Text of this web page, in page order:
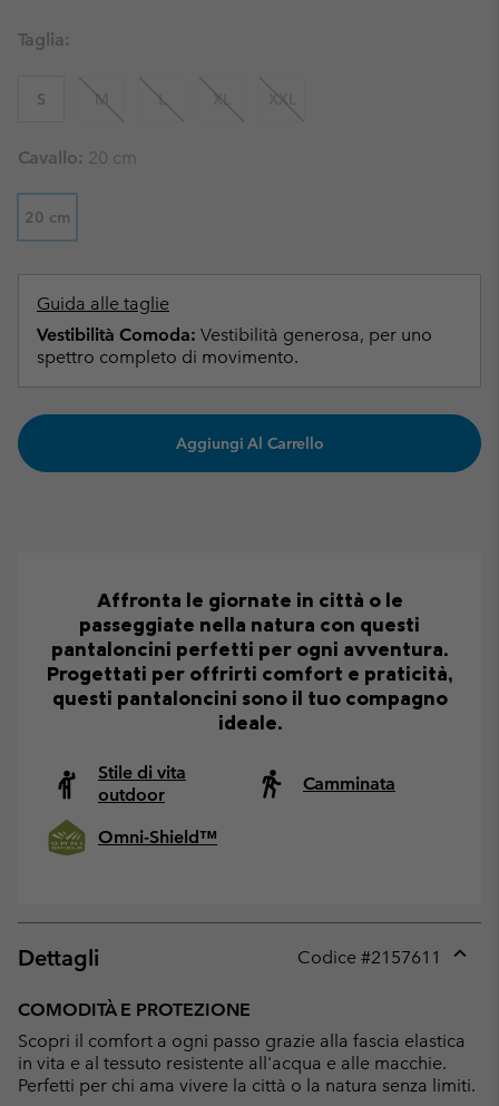
Taglia:
S M L XL XXL
Cavallo: 20 cm
20 cm
Guida alle taglie
Vestibilità Comoda: Vestibilità generosa, per uno
spettro completo di movimento.
Aggiungi Al Carrello
Affronta le giornate in città o le
passeggiate nella natura con questi
pantaloncini perfetti per ogni avventura.
Progettati per offrirti comfort e praticità,
questi pantaloncini sono il tuo compagno
ideale.
Stile di vita
outdoor
Camminata
Omni-Shield™
Dettagli Codice #2157611
COMODITÀ E PROTEZIONE
Scopri il comfort a ogni passo grazie alla fascia elastica
in vita e al tessuto resistente all'acqua e alle macchie.
Perfetti per chi ama vivere la città o la natura senza limiti.